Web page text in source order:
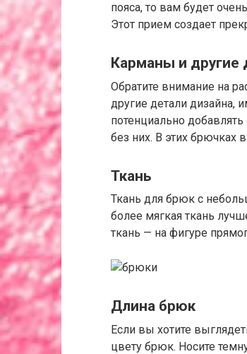
пояса, то вам будет
Этот прием создает
Карманы и другие
Обратите внимание на
другие детали дизайна,
потенциально
без них. В этих брючках
Ткань
Ткань для брюк с
более мягкая ткань
ткань — на фигуре
Длина брюк
Если вы хотите
цвету брюк. Носите